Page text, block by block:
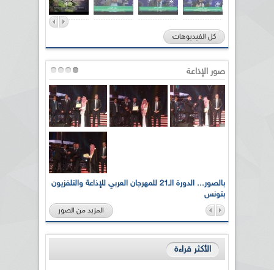
كل الفيديوهات
صور الإذاعة
بالصور... الدورة الـ21 للمهرجان العربي للإذاعة والتلفزيون
بتونس
المزيد من الصور
الأكثر قراءة